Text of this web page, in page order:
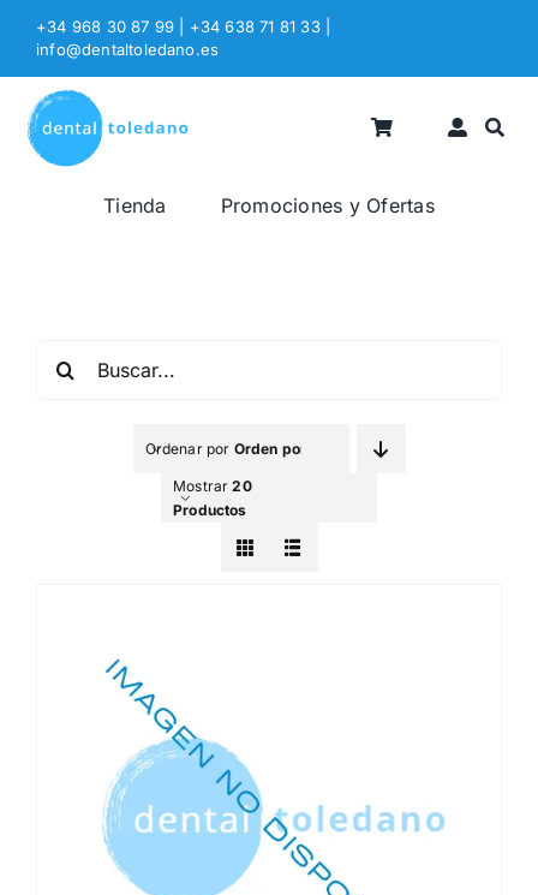
Saltar
contenido
+34 968 30 87 99 | +34 638 71 81 33
info@dentaltoledano.es
Tienda Promociones y Ofertas
Ordenar por Orden por Defecto
Mostrar20
Productos